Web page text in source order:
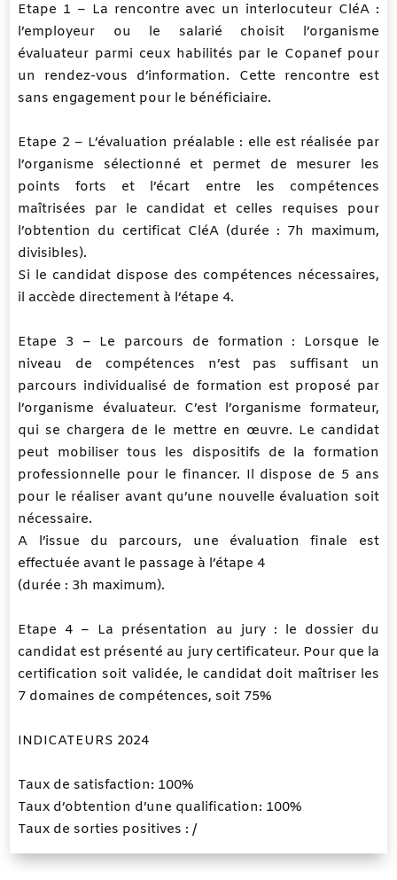
Etape 1 – La rencontre avec un interlocuteur CléA :
l’employeur ou le salarié choisit l’organisme
évaluateur parmi ceux habilités par le Copanef pour
un rendez-vous d’information. Cette rencontre est
sans engagement pour le bénéficiaire.
Etape 2 – L’évaluation préalable : elle est réalisée par
l’organisme sélectionné et permet de mesurer les
points forts et l’écart entre les compétences
maîtrisées par le candidat et celles requises pour
l’obtention du certificat CléA (durée : 7h maximum,
divisibles).
Si le candidat dispose des compétences nécessaires,
il accède directement à l’étape 4.
Etape 3 – Le parcours de formation : Lorsque le
niveau de compétences n’est pas suffisant un
parcours individualisé de formation est proposé par
l’organisme évaluateur. C’est l’organisme formateur,
qui se chargera de le mettre en œuvre. Le candidat
peut mobiliser tous les dispositifs de la formation
professionnelle pour le financer. Il dispose de 5 ans
pour le réaliser avant qu’une nouvelle évaluation soit
nécessaire.
A l’issue du parcours, une évaluation finale est
effectuée avant le passage à l’étape 4
(durée : 3h maximum).
Etape 4 – La présentation au jury : le dossier du
candidat est présenté au jury certificateur. Pour que la
certification soit validée, le candidat doit maîtriser les
7 domaines de compétences, soit 75%
INDICATEURS 2024
Taux de satisfaction: 100%
Taux d’obtention d’une qualification: 100%
Taux de sorties positives : /